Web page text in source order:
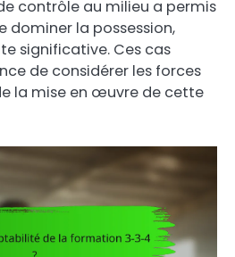
contrôle au milieu a permis
dominer la possession,
significative. Ces cas
de considérer les forces
la mise en œuvre de cette